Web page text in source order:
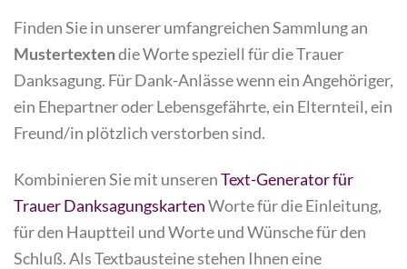
Finden Sie in unserer umfangreichen Sammlung an
Mustertextendie Worte speziell für die Trauer
Danksagung. Für Dank-Anlässe wenn ein Angehöriger,
ein Ehepartner oder Lebensgefährte, ein Elternteil, ein
Freund/in plötzlich verstorben sind.
Kombinieren Sie mit unserenText-Generator für
Trauer DanksagungskartenWorte für die Einleitung,
für den Hauptteil und Worte und Wünsche für den
Schluß. Als Textbausteine stehen Ihnen eine